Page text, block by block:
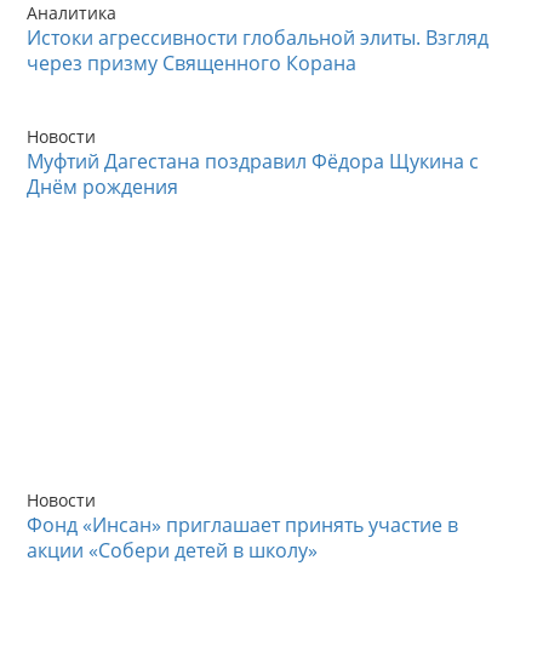
Аналитика
Истоки агрессивности глобальной элиты. Взгляд
через призму Священного Корана
Новости
Муфтий Дагестана поздравил Фёдора Щукина с
Днём рождения
Новости
Фонд «Инсан» приглашает принять участие в
акции «Собери детей в школу»